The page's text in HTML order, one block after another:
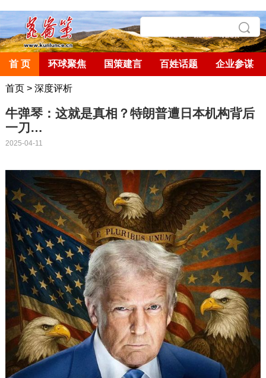
首 页 环球聚焦 国策建言 百姓话题 企业参谋
首页> 深度评析
牛弹琴：这就是真相？特朗普遭日本机构背后
一刀…
2025-04-11